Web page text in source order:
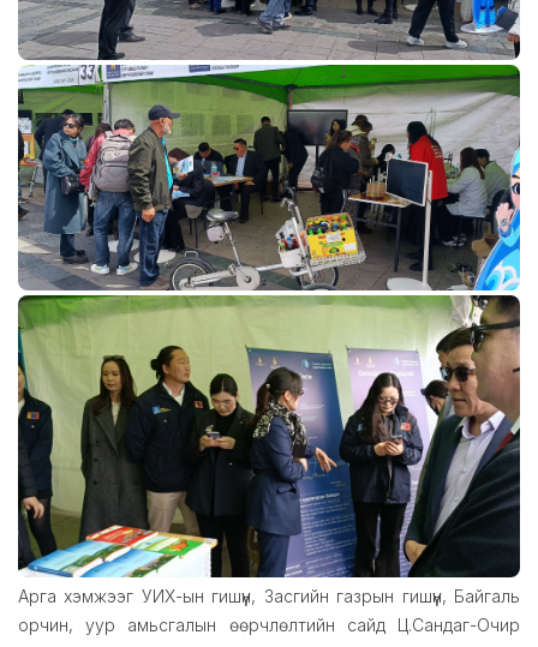
Арга хэмжээг УИХ-ын гишүүн, Засгийн газрын гишүүн, Байгаль
орчин, уур амьсгалын өөрчлөлтийн сайд Ц.Сандаг-Очир